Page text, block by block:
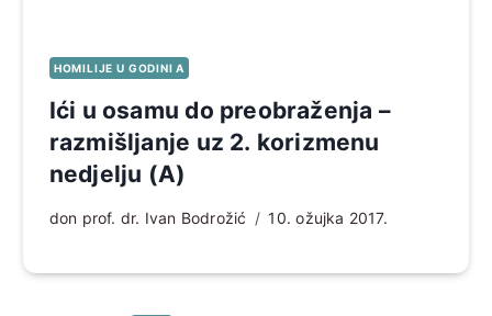
HOMILIJE U GODINI A
Ići u osamu do preobraženja –
razmišljanje uz 2. korizmenu
nedjelju (A)
don prof. dr. Ivan Bodrožić 10. ožujka 2017.